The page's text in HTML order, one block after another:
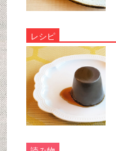
レシピ